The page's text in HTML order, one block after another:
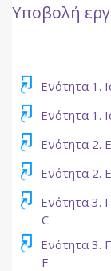
Υποβολή
Ενότητα 1.
Ενότητα 1.
Ενότητα 2.
Ενότητα 2.
Ενότητα 3.
C
Turnitin
Ενότητα 3.
F
Turnitin